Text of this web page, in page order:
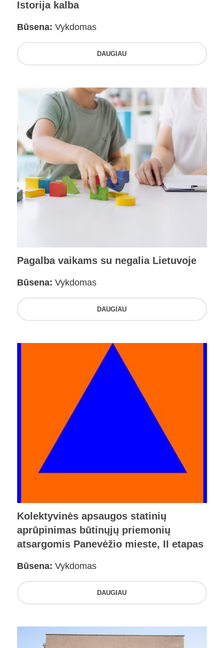
Istorija kalba
Būsena: Vykdomas
DAUGIAU
Pagalba vaikams su negalia Lietuvoje
Būsena: Vykdomas
DAUGIAU
Kolektyvinės apsaugos statinių
aprūpinimas būtinųjų priemonių
atsargomis Panevėžio mieste, II etapas
Būsena: Vykdomas
DAUGIAU